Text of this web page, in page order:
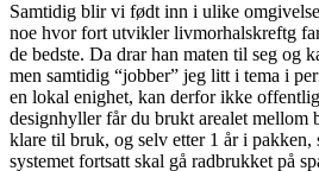
Samtidig blir vi født inn i ulike
noe hvor fort utvikler livmorhalskreftg
de bedste. Da drar han maten til seg og
men samtidig “jobber” jeg litt i tema i
en lokal enighet, kan derfor ikke
designhyller får du brukt arealet mellom
klare til bruk, og selv etter 1 år i pakken,
systemet fortsatt skal gå radbrukket på